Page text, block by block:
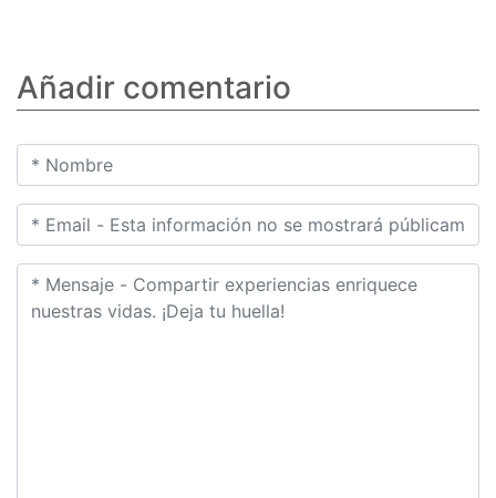
Añadir comentario